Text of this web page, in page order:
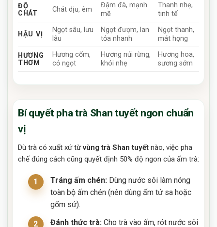
ĐỘ
CHÁT
Chát dịu, êm
Đậm đà, mạnh
mẽ
Thanh nhẹ,
tinh tế
HẬU VỊ
Ngọt sâu, lưu
lâu
Ngọt đượm, lan
tỏa nhanh
Ngọt thanh,
mát họng
HƯƠNG
THƠM
Hương cốm,
cỏ ngọt
Hương núi rừng,
khói nhẹ
Hương hoa,
sương sớm
Bí quyết pha trà Shan tuyết ngon chuẩn
vị
Dù trà có xuất xứ từvùng trà Shan tuyết nào, việc pha
chế đúng cách cũng quyết định 50% độ ngon của ấm trà:
Tráng ấm chén:Dùng nước sôi làm nóng
toàn bộ ấm chén (nên dùng ấm tử sa hoặc
gốm sứ).
Đánh thức trà:Cho trà vào ấm, rót nước sôi